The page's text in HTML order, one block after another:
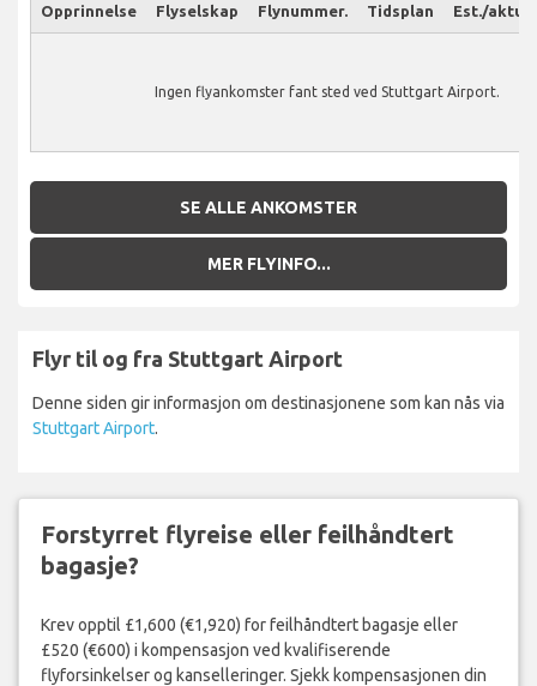
Opprinnelse Flyselskap Flynummer. Tidsplan Est./
Ingen flyankomster fant sted ved Stuttgart Airport.
SE ALLE ANKOMSTER
MER FLYINFO...
Flyr til og fra Stuttgart Airport
Denne siden gir informasjon om destinasjonene som kan nås via
Stuttgart Airport.
Forstyrret flyreise eller feilhåndtert
bagasje?
Krev opptil £1,600 (€1,920) for feilhåndtert bagasje eller
£520 (€600) i kompensasjon ved kvalifiserende
flyforsinkelser og kanselleringer. Sjekk kompensasjonen din